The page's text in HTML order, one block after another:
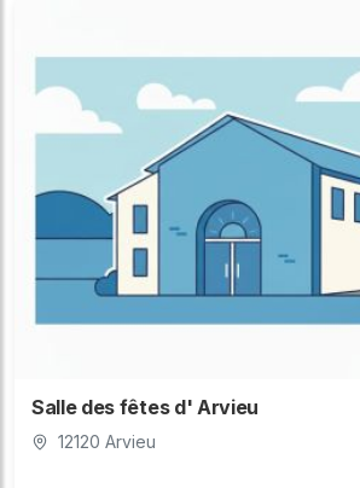
Salle des fêtes d' Arvieu
12120 Arvieu